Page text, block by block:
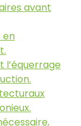
avant
en
l’équerrage